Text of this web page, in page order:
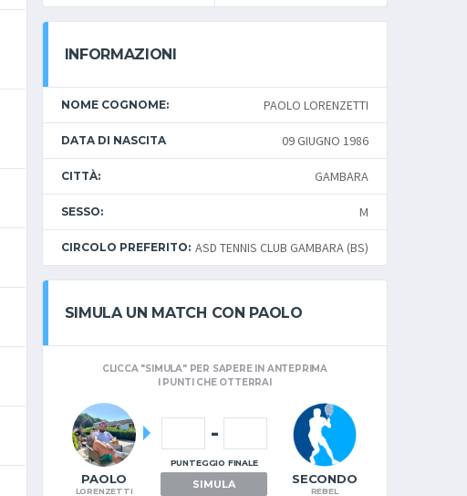
INFORMAZIONI
NOME COGNOME: PAOLO LORENZETTI
DATA DI NASCITA 09 GIUGNO 1986
CITTÀ: GAMBARA
SESSO: M
CIRCOLO PREFERITO: ASD TENNIS CLUB GAMBARA (BS)
SIMULA UN MATCH CON PAOLO
CLICCA "SIMULA" PER SAPERE IN ANTEPRIMA
I PUNTI CHE OTTERRAI
PAOLO
LORENZETTI
-
PUNTEGGIO FINALE
SIMULA SECONDO
REBEL